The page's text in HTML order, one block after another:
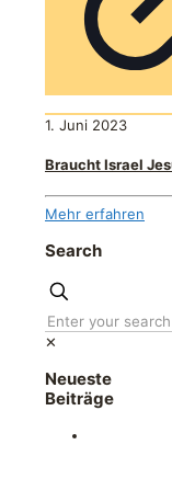
1. Juni 2023
Braucht Israel
Mehr erfahren
Search
✕
Neueste
Beiträge